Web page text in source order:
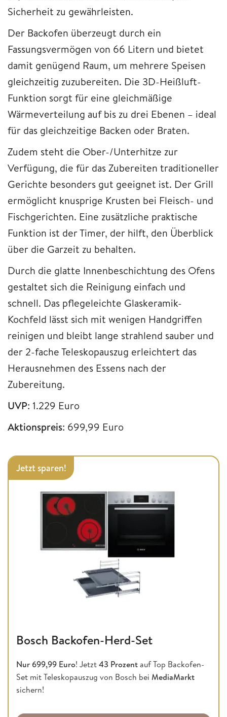
Sicherheit zu gewährleisten.
Der Backofen überzeugt durch ein
Fassungsvermögen von 66 Litern und bietet
damit genügend Raum, um mehrere Speisen
gleichzeitig zuzubereiten. Die 3D-Heißluft-
Funktion sorgt für eine gleichmäßige
Wärmeverteilung auf bis zu drei Ebenen – ideal
für das gleichzeitige Backen oder Braten.
Zudem steht die Ober-/Unterhitze zur
Verfügung, die für das Zubereiten traditioneller
Gerichte besonders gut geeignet ist. Der Grill
ermöglicht knusprige Krusten bei Fleisch- und
Fischgerichten. Eine zusätzliche praktische
Funktion ist der Timer, der hilft, den Überblick
über die Garzeit zu behalten.
Durch die glatte Innenbeschichtung des Ofens
gestaltet sich die Reinigung einfach und
schnell. Das pflegeleichte Glaskeramik-
Kochfeld lässt sich mit wenigen Handgriffen
reinigen und bleibt lange strahlend sauber und
der 2-fache Teleskopauszug erleichtert das
Herausnehmen des Essens nach der
Zubereitung.
UVP: 1.229 Euro
Aktionspreis: 699,99 Euro
Jetzt sparen!
Bosch Backofen-Herd-Set
Nur 699,99 Euro! Jetzt43 Prozentauf Top Backofen-
Set mit Teleskopauszug von Bosch bei MediaMarkt
sichern!